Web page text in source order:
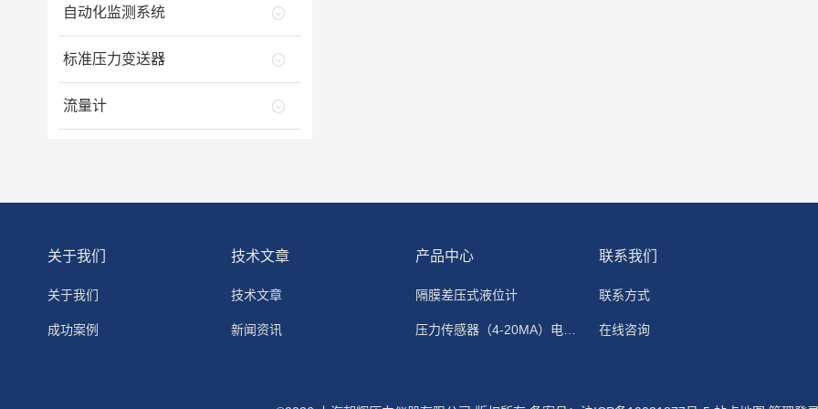
自动化监测系统
标准压力变送器
流量计
关于我们
关于我们
成功案例
技术文章
技术文章
新闻资讯
产品中心
隔膜差压式液位计
压力传感器（4-20MA）电流输出
联系我们
联系方式
在线咨询